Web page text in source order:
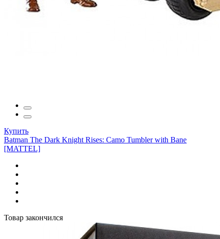
Купить
Batman The Dark Knight Rises: Camo Tumbler with Bane
[MATTEL]
Товар закончился